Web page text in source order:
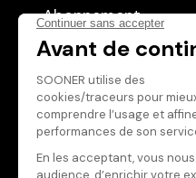
Abonnement